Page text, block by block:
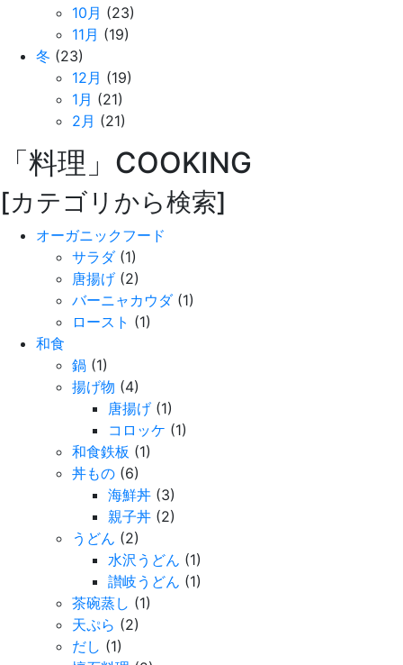
10月 (23)
11月 (19)
冬 (23)
12月 (19)
1月 (21)
2月 (21)
「料理」 COOKING
[カテゴリから検索]
オーガニックフード
サラダ(1)
唐揚げ (2)
バーニャカウダ(1)
ロースト (1)
和食
鍋 (1)
揚げ物 (4)
唐揚げ (1)
コロッケ (1)
和食鉄板 (1)
丼もの (6)
海鮮丼 (3)
親子丼 (2)
うどん (2)
水沢うどん (1)
讃岐うどん (1)
茶碗蒸し (1)
天ぷら (2)
だし (1)